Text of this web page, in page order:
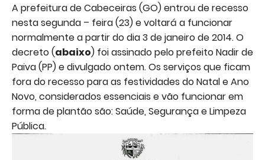
A prefeitura de Cabeceiras (GO) entrou de recesso
nesta segunda – feira (23) e voltará a funcionar
normalmente a partir do dia 3 de janeiro de 2014. O
decreto (abaixo) foi assinado pelo prefeito Nadir de
Paiva (PP) e divulgado ontem. Os serviços que ficam
fora do recesso para as festividades do Natal e Ano
Novo, considerados essenciais e vão funcionar em
forma de plantão são: Saúde, Segurança e Limpeza
Pública.